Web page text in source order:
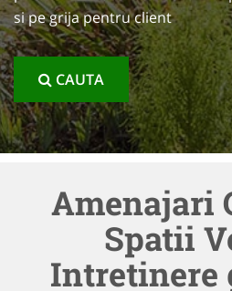
si pe grija pentru client
CAUTA
Amenajari
Spatii
Intretinere